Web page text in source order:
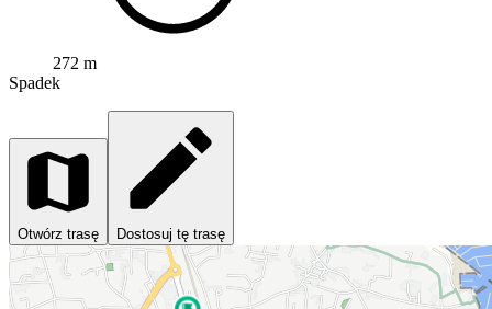
272 m
Spadek
Otwórz trasę Dostosuj tę trasę